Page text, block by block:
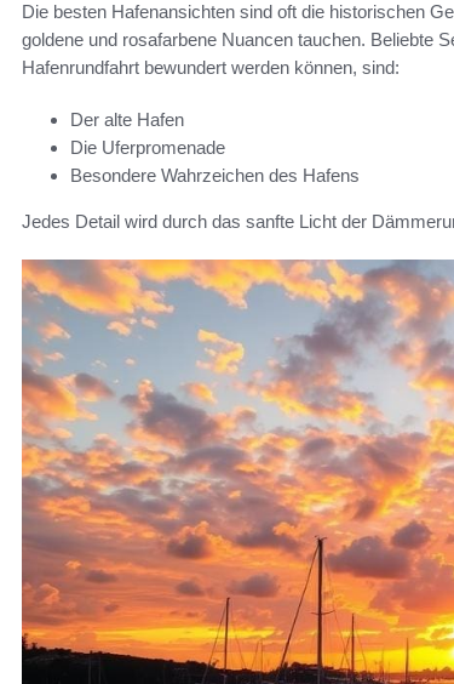
Die besten Hafenansichten sind oft die historischen
goldene und rosafarbene Nuancen tauchen. Beliebte
Hafenrundfahrt bewundert werden können, sind:
Der alte Hafen
Die Uferpromenade
Besondere Wahrzeichen des Hafens
Jedes Detail wird durch das sanfte Licht der